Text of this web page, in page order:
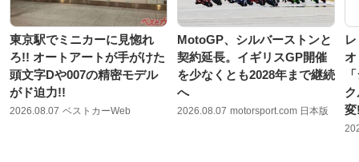
東京駅でミニカーに見惚れ
ろ!! オートアートが手がけた
頭文字Dや007の精密モデル
がド迫力!!
2026.08.07 ベストカーWeb
MotoGP、シルバーストンと
契約延長。イギリスGP開催
を少なくとも2028年まで継続
へ
2026.08.07 motorsport.com 日本版